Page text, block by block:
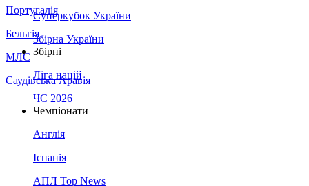
Португалія
Бельгія
МЛС
Саудівська Аравія
Суперкубок України
Збірна України
Збірні
Ліга націй
ЧС 2026
Чемпіонати
Англія
Іспанія
АПЛ Top News